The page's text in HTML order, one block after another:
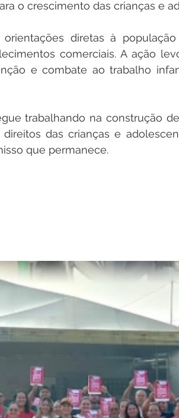
o crescimento das crianças e
diretas à
comerciais. A ação
e combate ao trabalho
trabalhando na construção
das crianças e
que permanece.